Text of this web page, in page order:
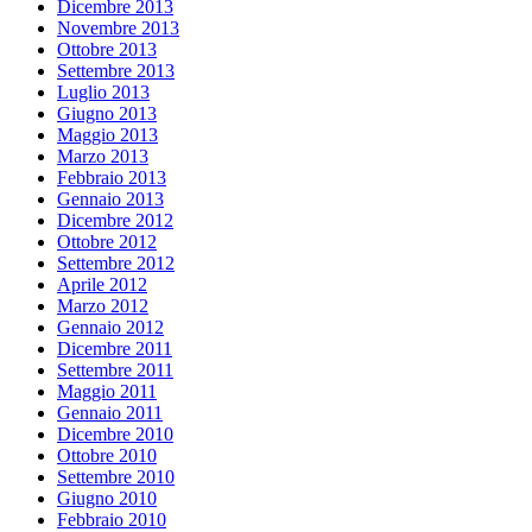
Dicembre 2013
Novembre 2013
Ottobre 2013
Settembre 2013
Luglio 2013
Giugno 2013
Maggio 2013
Marzo 2013
Febbraio 2013
Gennaio 2013
Dicembre 2012
Ottobre 2012
Settembre 2012
Aprile 2012
Marzo 2012
Gennaio 2012
Dicembre 2011
Settembre 2011
Maggio 2011
Gennaio 2011
Dicembre 2010
Ottobre 2010
Settembre 2010
Giugno 2010
Febbraio 2010